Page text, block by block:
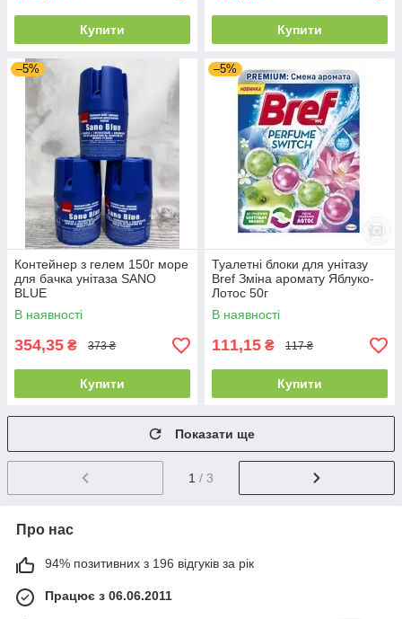
Купити Купити
–5%
Контейнер з гелем 150г море
для бачка унітаза SANO
BLUE
В наявності
354,35 ₴ 373 ₴
Купити
–5%
Туалетні блоки для унітазу
Bref Зміна аромату Яблуко-
Лотос 50г
В наявності
111,15 ₴ 117 ₴
Купити
Показати ще
1 / 3
Про нас
94% позитивних з 196 відгуків за рік
Працює з 06.06.2011